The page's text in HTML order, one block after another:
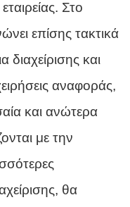
Στο
επίσης τακτικά
και
αναφοράς,
και ανώτερα
με την
θα